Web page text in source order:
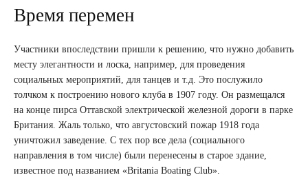
Время перемен
Участники впоследствии пришли к решению, что нужно добавить
месту элегантности и лоска, например, для проведения
социальных мероприятий, для танцев и т.д. Это послужило
толчком к построению нового клуба в 1907 году. Он размещался
на конце пирса Оттавской электрической железной дороги в парке
Британия. Жаль только, что августовский пожар 1918 года
уничтожил заведение. С тех пор все дела (социального
направления в том числе) были перенесены в старое здание,
известное под названием «Britania Boating Club».